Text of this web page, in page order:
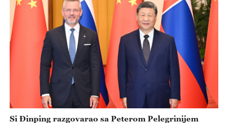
Si Đinping razgovarao sa Peterom Pelegrinijem